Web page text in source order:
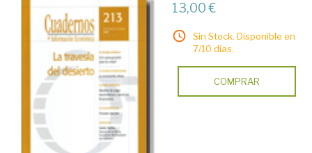
13,00 €
Sin Stock. Disponible en
7/10 días.
COMPRAR